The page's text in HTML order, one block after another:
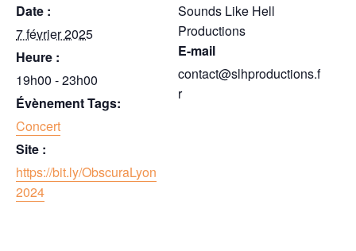
Date :
7 février 2025
Heure :
19h00 - 23h00
Évènement Tags:
Concert
Site :
https://bit.ly/ObscuraLyon
2024
Sounds Like Hell
Productions
E-mail
contact@slhproductions.f
r